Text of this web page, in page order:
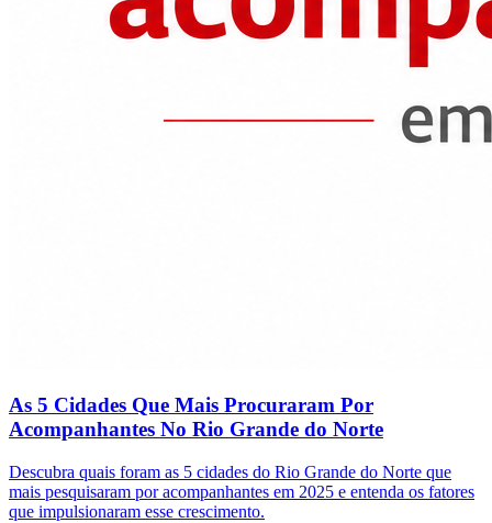
As 5 Cidades Que Mais Procuraram Por
Acompanhantes No Rio Grande do Norte
Descubra quais foram as 5 cidades do Rio Grande do Norte que
mais pesquisaram por acompanhantes em 2025 e entenda os fatores
que impulsionaram esse crescimento.